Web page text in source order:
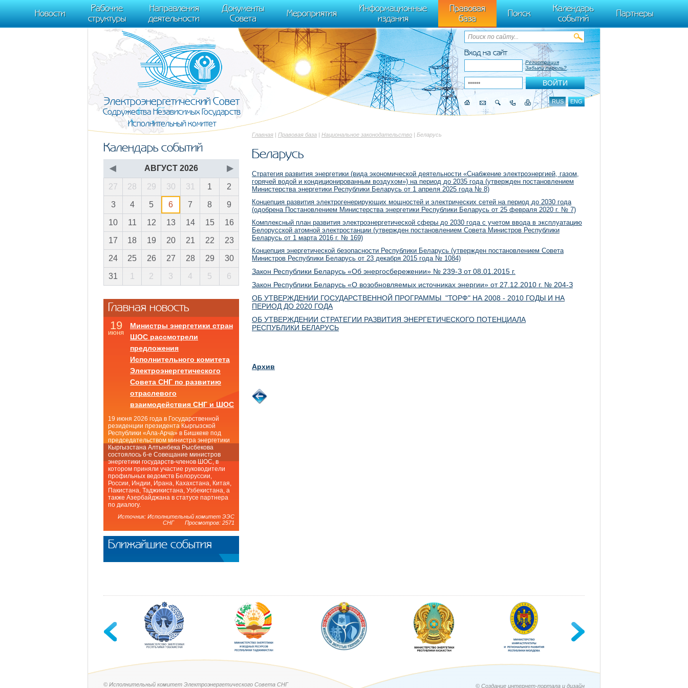
m[i].l=1*new Date(); for (var j = 0; j < document.scripts.length; j++) {if (document.scripts[j].src === r) { return; }} k=e.createElement(t),a=e.getElementsByTagName(t)[0],k.async=1,k.src=r,a.parentNode.insertBefore(k,a)}) (window,
document, "script", "https://mc.yandex.ru/metrika/tag.js", "ym"); ym(95911708, "init", { clickmap:true, trackLinks:true, accurateTrackBounce:true });
Новости
Рабочие
структуры
Направления
деятельности
Документы
Совета
Мероприятия
Информационные
издания
Правовая
база
Поиск
Календарь
событий
Партнеры
Вход на сайт
Регистрация
Забыли пароль?
RUS ENG
Электроэнергетический Совет
Содружества Независимых Государств
Исполнительный комитет
Главная | Правовая база | Национальное законодательство | Беларусь
Беларусь
Стратегия развития энергетики (вида экономической деятельности «Снабжение электроэнергией, газом,
горячей водой и кондиционированным воздухом») на период до 2035 года (утвержден постановлением
Министерства энергетики Республики Беларусь от 1 апреля 2025 года № 8)
Концепция развития электрогенерирующих мощностей и электрических сетей на период до 2030 года
(одобрена Постановлением Министерства энергетики Республики Беларусь от 25 февраля 2020 г. № 7)
Комплексный план развития электроэнергетической сферы до 2030 года с учетом ввода в эксплуатацию
Белорусской атомной электростанции (утвержден постановлением Совета Министров Республики
Беларусь от 1 марта 2016 г. № 169)
Концепция энергетической безопасности Республики Беларусь (утвержден постановлением Совета
Министров Республики Беларусь от 23 декабря 2015 года № 1084)
Закон Республики Беларусь «Об энергосбережении» № 239-З от 08.01.2015 г.
Закон Республики Беларусь «О возобновляемых источниках энергии» от 27.12.2010 г. № 204-З
ОБ УТВЕРЖДЕНИИ ГОСУДАРСТВЕННОЙ ПРОГРАММЫ "ТОРФ" НА 2008 - 2010 ГОДЫ И НА
ПЕРИОД ДО 2020 ГОДА
ОБ УТВЕРЖДЕНИИ СТРАТЕГИИ РАЗВИТИЯ ЭНЕРГЕТИЧЕСКОГО ПОТЕНЦИАЛА
РЕСПУБЛИКИ БЕЛАРУСЬ
Архив
Календарь событий
◀ АВГУСТ 2026 ▶
27 28 29 30 31 1 2
3 4 5 6 7 8 9
10 11 12 13 14 15 16
17 18 19 20 21 22 23
24 25 26 27 28 29 30
31 1 2 3 4 5 6
Главная новость
19
июня
Министры энергетики стран
ШОС рассмотрели
предложения
Исполнительного комитета
Электроэнергетического
Совета СНГ по развитию
отраслевого
взаимодействия СНГ и ШОС
19 июня 2026 года в Государственной
резиденции президента Кыргызской
Республики «Ала-Арча» в Бишкеке под
председательством министра энергетики
Кыргызстана Алтынбека Рысбекова
состоялось 6-е Совещание министров
энергетики государств-членов ШОС, в
котором приняли участие руководители
профильных ведомств Белоруссии,
России, Индии, Ирана, Кахахстана, Китая,
Пакистана, Таджикистана, Узбекистана, а
также Азербайджана в статусе партнера
по диалогу.
Источник: Исполнительный комитет ЭЭС
СНГ Просмотров: 2571
Ближайшие события
© Создание интернет-портала и дизайн
© Исполнительный комитет Электроэнергетического Совета СНГ